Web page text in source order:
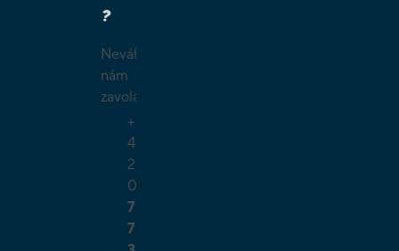
?
Neváhejte
nám
zavolat.
+
4
2
0
7
7